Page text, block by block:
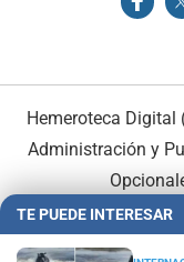
Hemeroteca Digital
Administración y
TE PUEDE INTERESAR